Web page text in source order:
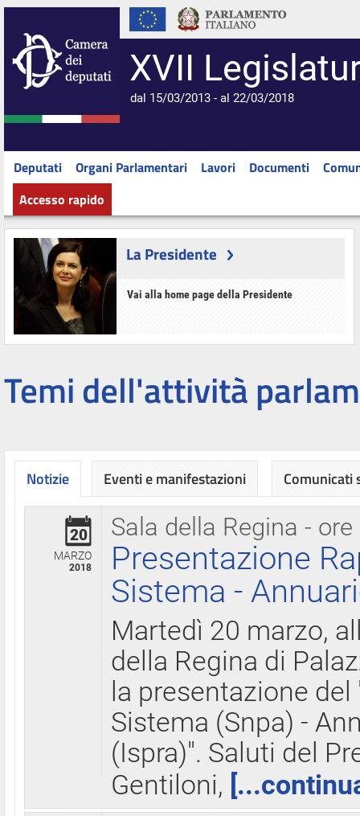
XVII
dal 15/03/2013 - al 22/03/2018
Deputati Organi Parlamentari Lavori Documenti
Accesso rapido
La Presidente
Vai alla home page della Presidente
Temi dell'attività
Notizie
Sala della Regina - ore
20
MARZO
2018
Presentazione
Sistema -
Martedì 20 marzo,
della Regina di
la presentazione
Sistema (Snpa) -
(Ispra)". Saluti del
Gentiloni,
Eventi e manifestazioni Comunicati